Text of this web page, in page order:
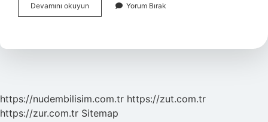
Devamını okuyun
Eksikliği
Yorum Bırak
https://nudembilisim.com.tr https://zut.com.tr
https://zur.com.tr Sitemap